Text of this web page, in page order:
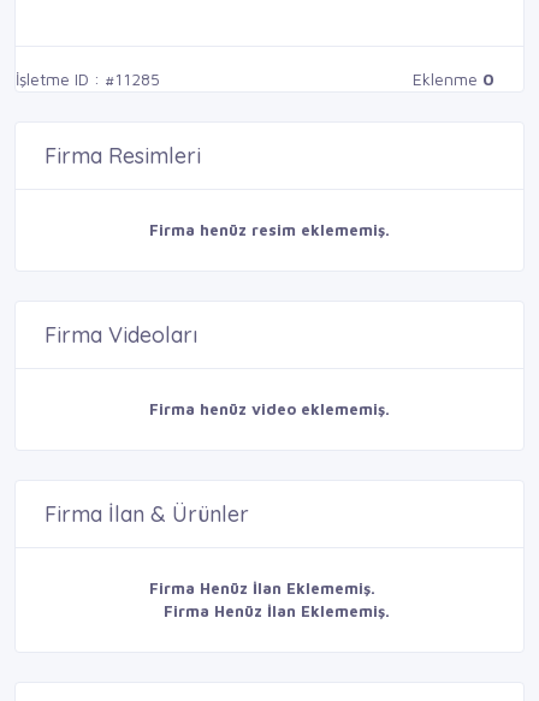
İşletme ID : #11285 Eklenme 0
Firma Resimleri
Firma henüz resim eklememiş.
Firma Videoları
Firma henüz video eklememiş.
Firma İlan & Ürünler
Firma Henüz İlan Eklememiş.
Firma Henüz İlan Eklememiş.